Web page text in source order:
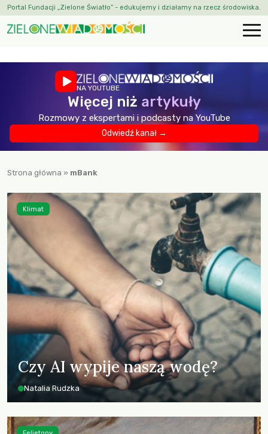
Portal Fundacji „Zielone Światło” - edukujemy i działamy na rzecz środowiska.
NA YOUTUBE
Więcej niż artykuły
Rozmowy z ekspertami i podcasty na YouTube
Odwiedź kanał →
Strona główna » mBank
Czy AI wypije naszą wodę?
Natalia Rudzka
Klimat